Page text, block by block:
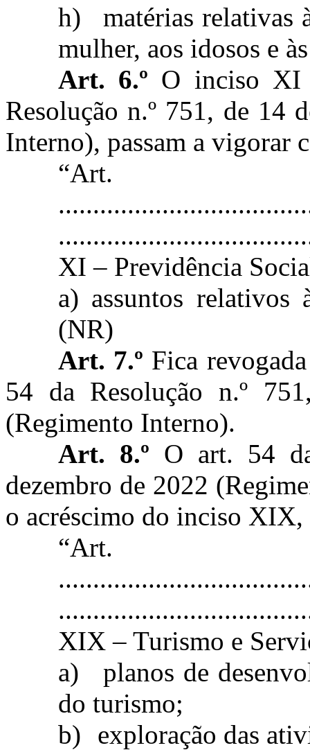
h)
matérias relativas
mulher, aos idosos e
Art. 6.º O inciso XI
Resolução n.º 751, de 14
Interno), passam a vigorar
XI – Previdência
a) assuntos relativos
(NR)
Art. 7.º Fica
54 da Resolução n.º
(Regimento Interno).
Art. 8.º O art. 54
dezembro de 2022
o acréscimo do inciso XIX,
XIX – Turismo e
a)
planos de
do turismo;
b)
exploração das